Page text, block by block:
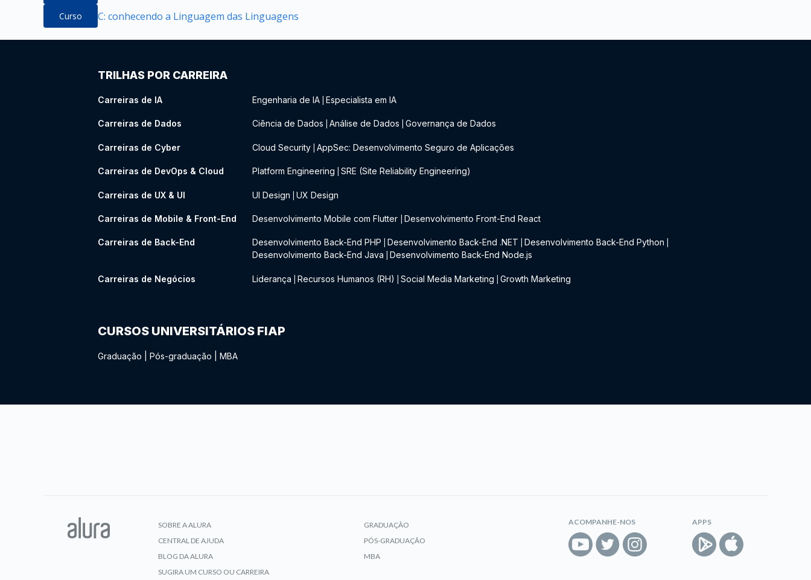
Curso C: conhecendo a Linguagem das Linguagens
TRILHAS POR CARREIRA
Carreiras de IA Engenharia de IA Especialista em IA
Carreiras de Dados Ciência de Dados Análise de Dados Governança de Dados
Carreiras de Cyber Cloud Security AppSec: Desenvolvimento Seguro de Aplicações
Carreiras de DevOps & Cloud Platform Engineering SRE (Site Reliability Engineering)
Carreiras de UX & UI UI Design UX Design
Carreiras de Mobile & Front-End Desenvolvimento Mobile com Flutter Desenvolvimento Front-End React
Carreiras de Back-End Desenvolvimento Back-End PHP Desenvolvimento Back-End .NET Desenvolvimento Back-End Python
Desenvolvimento Back-End Java Desenvolvimento Back-End Node.js
Carreiras de Negócios Liderança Recursos Humanos (RH) Social Media Marketing Growth Marketing
CURSOS UNIVERSITÁRIOS FIAP
Graduação Pós-graduação MBA
SOBRE A ALURA
CENTRAL DE AJUDA
BLOG DA ALURA
SUGIRA UM CURSO OU CARREIRA
GRADUAÇÃO
PÓS-GRADUAÇÃO
MBA
ACOMPANHE-NOS APPS